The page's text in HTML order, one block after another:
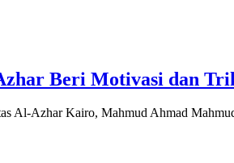
Beri Motivasi dan
Al-Azhar Kairo, Mahmud Ahmad